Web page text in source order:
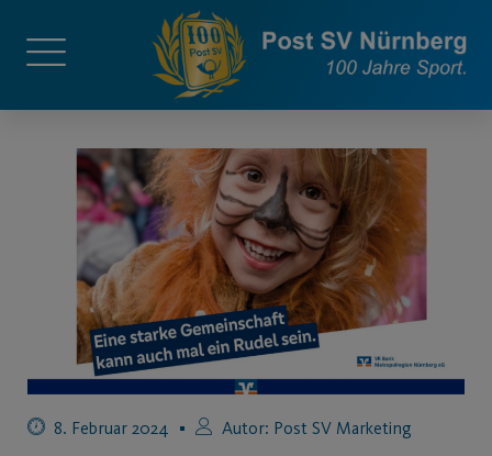
8. Februar 2024 Autor: Post SV Marketing